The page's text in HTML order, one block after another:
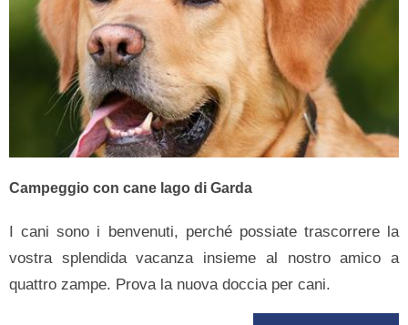
Campeggio con cane lago di Garda
I cani sono i benvenuti, perché possiate trascorrere la
vostra splendida vacanza insieme al nostro amico a
quattro zampe. Prova la nuova doccia per cani.